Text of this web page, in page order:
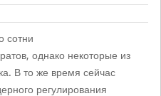
сотни
однако некоторые из
В то же время сейчас
регулирования